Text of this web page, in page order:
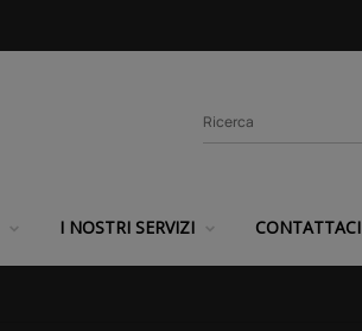
I NOSTRI SERVIZI CONTATTACI